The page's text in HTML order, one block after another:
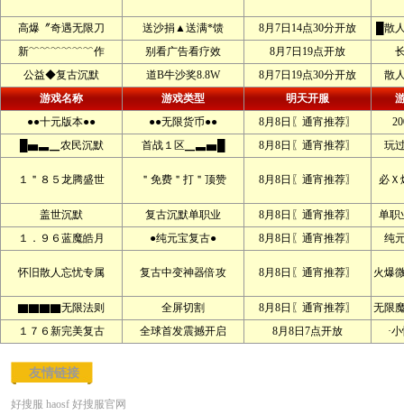
高爆〞奇遇无限刀 送沙捐▲送满*馈 8月7日14点30分开放
█散
新﹌﹌﹌﹌﹌﹌作
别看广告看疗效 8月7日19点开放
公益◆复古沉默
道B牛沙奖8.8W 8月7日19点30分开放
散
游戏名称
游戏类型 明天开服
●●十元版本●●
●●无限货币●● 8月8日〖通宵推荐〗
█▅▃▁农民沉默
首战１区▁▃▅█ 8月8日〖通宵推荐〗 玩
１＂８５龙腾盛世 ＂免费＂打＂顶赞 8月8日〖通宵推荐〗 必Ｘ
盖世沉默 复古沉默单职业 8月8日〖通宵推荐〗
单职
１．９６蓝魔皓月
●纯元宝复古● 8月8日〖通宵推荐〗 纯
怀旧散人忘忧专属 复古中变神器倍攻 8月8日〖通宵推荐〗 火爆
▇▇▇▇无限法则 全屏切割 8月8日〖通宵推荐〗
无限
１７６新完美复古
全球首发震撼开启 8月8日7点开放 ·
友情链接
好搜服 haosf 好搜服官网